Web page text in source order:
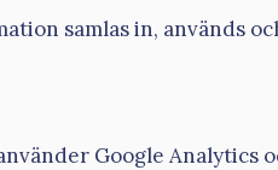
samlas in, används
Google Analytics